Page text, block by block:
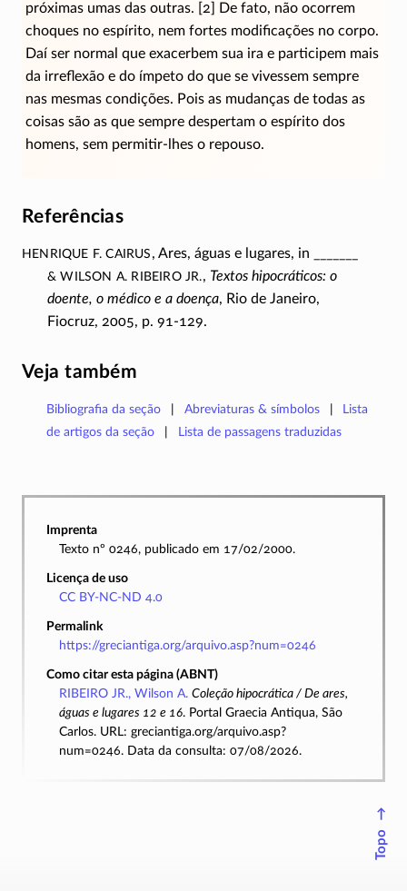
próximas umas das outras. [2] De fato, não ocorrem
choques no espírito, nem fortes modificações no corpo.
Daí ser normal que exacerbem sua ira e participem mais
da irreflexão e do ímpeto do que se vivessem sempre
nas mesmas condições. Pois as mudanças de todas as
coisas são as que sempre despertam o espírito dos
homens, sem permitir-lhes o repouso.
Referências
Henrique F. Cairus, Ares, águas e lugares, in _______
& Wilson A. Ribeiro Jr., Textos hipocráticos: o
doente, o médico e a doença, Rio de Janeiro,
Fiocruz, 2005, p. 91-129.
Veja também
Bibliografia da seção Abreviaturas & símbolos
Lista
de artigos da seção
Lista de passagens traduzidas
Imprenta
Texto nº 0246, publicado em 17/02/2000.
Licença de uso
CC BY-NC-ND 4.0
Permalink
https://greciantiga.org/arquivo.asp?num=0246
Como citar esta página (ABNT)
RIBEIRO JR., Wilson A. Coleção hipocrática / De ares,
águas e lugares 12 e 16. Portal Graecia Antiqua, São
Carlos. URL: greciantiga.org/arquivo.asp?
num=0246. Data da consulta: 07/08/2026.
↑
Topo